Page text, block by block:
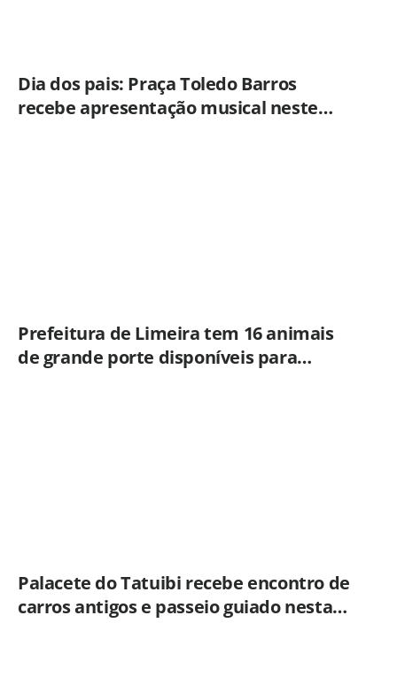
Dia dos pais: Praça Toledo Barros
recebe apresentação musical neste
Prefeitura de Limeira tem 16 animais
de grande porte disponíveis para
Palacete do Tatuibi recebe encontro de
carros antigos e passeio guiado nesta